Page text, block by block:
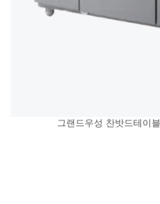
그랜드우성 찬밧드테이